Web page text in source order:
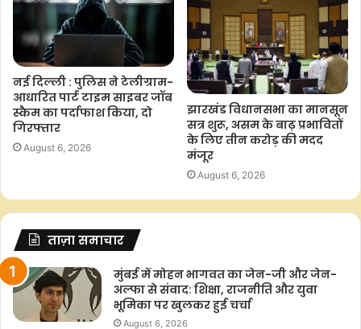
नई दिल्ली : पुलिस ने टेलीग्राम-
आधारित पार्ट टाइम साइबर जॉब
स्कैम का पर्दाफाश किया, दो
गिरफ्तार
August 6, 2026
झारखंड विधानसभा का मानसून
सत्र शुरू, असम के बाढ़ प्रभावितों
के लिए तीन करोड़ की मदद
मंजूर
August 6, 2026
ताज़ा समाचार
मुंबई में मोहन भागवत का जेन-जी और जेन-
अल्फा से संवाद: शिक्षा, राजनीति और युवा
भूमिका पर खुलकर हुई चर्चा
August 6, 2026